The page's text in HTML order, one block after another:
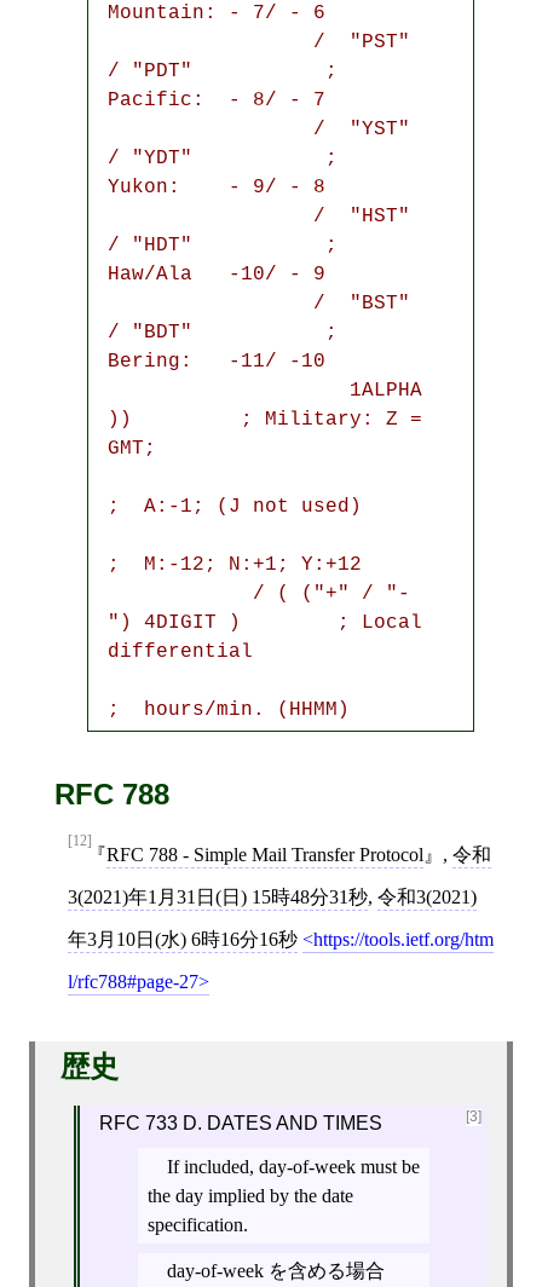
Mountain: - 7/ - 6
/ "PDT"           ;
Pacific:  - 8/ - 7
/ "YDT"           ;
Yukon:    - 9/ - 8
/ "HDT"           ;
Haw/Ala   -10/ - 9
/ "BDT"           ;
Bering:   -11/ -10
))         ; Military: Z =
GMT;
;  A:-1; (J not used)
;  M:-12; N:+1; Y:+12
") 4DIGIT )        ; Local
differential
;  hours/min. (HHMM)
RFC 788
[12]
RFC 788 - Simple Mail Transfer Protocol , 令和
3(2021)年1月31日(日) 15時48分31秒, 令和3(2021)
年3月10日(水) 6時16分16秒 https://tools.ietf.org/htm
l/rfc788#page-27
歴史
[3]
RFC 733 D. DATES AND TIMES
If included, day-of-week must be
the day implied by the date
specification.
day-of-week を含める場合